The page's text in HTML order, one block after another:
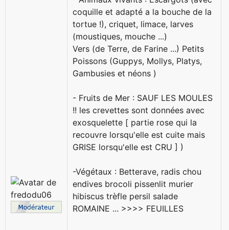
coquille et adapté a la bouche de la
tortue !), criquet, limace, larves
(moustiques, mouche ...)
Vers (de Terre, de Farine ...) Petits
Poissons (Guppys, Mollys, Platys,
Gambusies et néons )
- Fruits de Mer : SAUF LES MOULES
!! les crevettes sont données avec
exosquelette [ partie rose qui la
recouvre lorsqu'elle est cuite mais
GRISE lorsqu'elle est CRU ] )
-Végétaux : Betterave, radis chou
endives brocoli pissenlit murier
hibiscus trèfle persil salade
ROMAINE ... >>>> FEUILLES